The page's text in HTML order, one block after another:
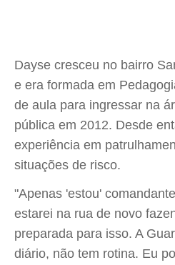
Dayse cresceu no bairro
e era formada em
de aula para ingressar na
pública em 2012. Desde
experiência em
situações de risco.
"Apenas 'estou'
estarei na rua de novo
preparada para isso. A
diário, não tem rotina. Eu